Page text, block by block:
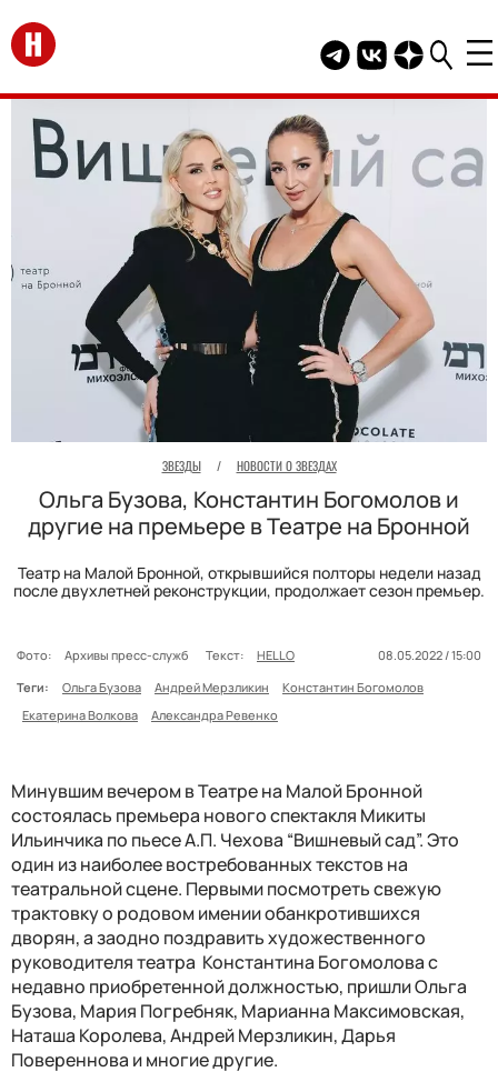
Перейти на главную
Telegram канал
Группа HELLO
Канал
ЗВЕЗДЫ / НОВОСТИ О ЗВЕЗДАХ
Ольга Бузова, Константин Богомолов и
другие на премьере в Театре на Бронной
Театр на Малой Бронной, открывшийся полторы недели назад
после двухлетней реконструкции, продолжает сезон премьер.
Фото: Архивы пресс-служб Текст: HELLO
08.05.2022 / 15:00
Теги:
Ольга Бузова Андрей Мерзликин
Константин Богомолов
Екатерина Волкова
Александра Ревенко
Минувшим вечером в Театре на Малой Бронной
состоялась премьера нового спектакля Микиты
Ильинчика по пьесе А.П. Чехова “Вишневый сад”. Это
один из наиболее востребованных текстов на
театральной сцене. Первыми посмотреть свежую
трактовку о родовом имении обанкротившихся
дворян, а заодно поздравить художественного
руководителя театра Константина Богомолова с
недавно приобретенной должностью, пришли Ольга
Бузова, Мария Погребняк, Марианна Максимовская,
Наташа Королева, Андрей Мерзликин, Дарья
Повереннова и многие другие.